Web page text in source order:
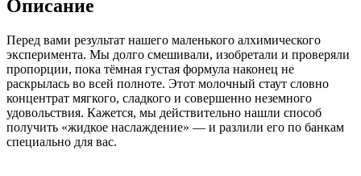
Описание
Перед вами результат нашего маленького алхимического
эксперимента. Мы долго смешивали, изобретали и проверяли
пропорции, пока тёмная густая формула наконец не
раскрылась во всей полноте. Этот молочный стаут словно
концентрат мягкого, сладкого и совершенно неземного
удовольствия. Кажется, мы действительно нашли способ
получить «жидкое наслаждение» — и разлили его по банкам
специально для вас.